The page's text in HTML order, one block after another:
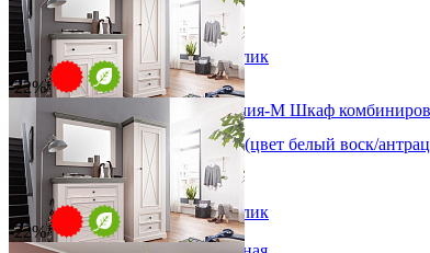
Модульная прихожая Вилия-М Шкаф
53 832 ₽
Детская
Двухъярусные кровати
Декор в детскую
от 144 698 ₽
от 185 510 ₽
В корзину Быстро купить в 1 клик
Модульная прихожая Форест 1 (цвет белый воск/
от 53 547 ₽
от 68 650 ₽
В корзину Быстро купить в 1 клик
-22%
-22%